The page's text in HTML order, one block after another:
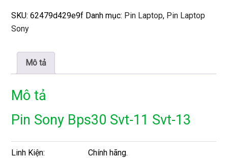
SKU:62479d429e9f Danh mục: Pin Laptop, Pin Laptop
Sony
Mô tả
Mô tả
Pin Sony Bps30 Svt-11 Svt-13
Linh Kiện: Chính hãng.